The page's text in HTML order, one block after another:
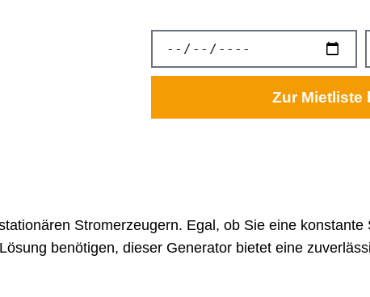
Zur Mietliste
Stromerzeugern. Egal, ob Sie eine konstante
benötigen, dieser Generator bietet eine